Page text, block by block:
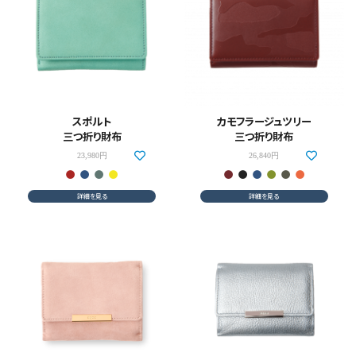
スポルト
三つ折り財布
23,980円
詳細を見る
カモフラージュツリー
三つ折り財布
26,840円
詳細を見る